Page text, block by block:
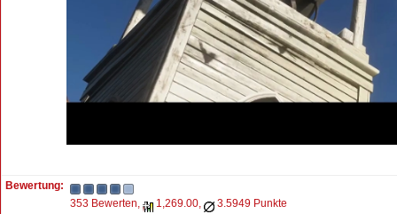
Bewertung:
353 Bewerten,
1,269.00, 3.5949 Punkte